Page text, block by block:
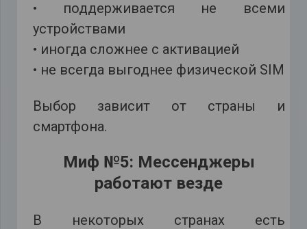
• поддерживается не всеми
устройствами
• иногда сложнее с активацией
• не всегда выгоднее физической SIM
Выбор зависит от страны и
смартфона.
Миф №5: Мессенджеры
работают везде
В некоторых странах есть